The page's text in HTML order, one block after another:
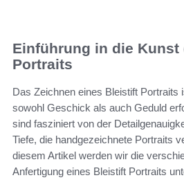
Einführung in die
Portraits
Das Zeichnen eines Bleistift Portraits
sowohl Geschick als auch Geduld
sind fasziniert von der
Tiefe, die handgezeichnete Portraits
diesem Artikel werden wir die
Anfertigung eines Bleistift Portraits